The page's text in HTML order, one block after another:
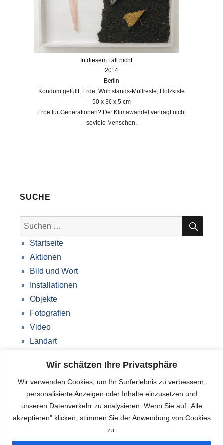
Wir schätzen Ihre Privatsphäre
Wir verwenden Cookies, um Ihr Surferlebnis zu verbessern,
personalisierte Anzeigen oder Inhalte einzusetzen und
unseren Datenverkehr zu analysieren. Wenn Sie auf „Alle
akzeptieren" klicken, stimmen Sie der Anwendung von Cookies
zu.
In diesem Fall nicht
2014
Berlin
Kondom gefüllt, Erde, Wohlstands-Müllreste, Holzkiste
50 x 30 x 5 cm
Erbe für Generationen? Der Klimawandel verträgt nicht
soviele Menschen.
SUCHE
Suche
nach:
Startseite
Aktionen
Bild und Wort
Installationen
Objekte
Fotografien
Video
Landart
Über mich
Impressum
Datenschutzerklärung
Blog
Deutsch